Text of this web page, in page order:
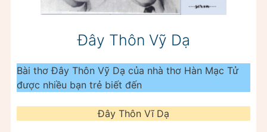
Đây Thôn Vỹ Dạ
Bài thơ Đây Thôn Vỹ Dạ của nhà thơ Hàn Mạc Tử
được nhiều bạn trẻ biết đến
Đây Thôn Vĩ Dạ